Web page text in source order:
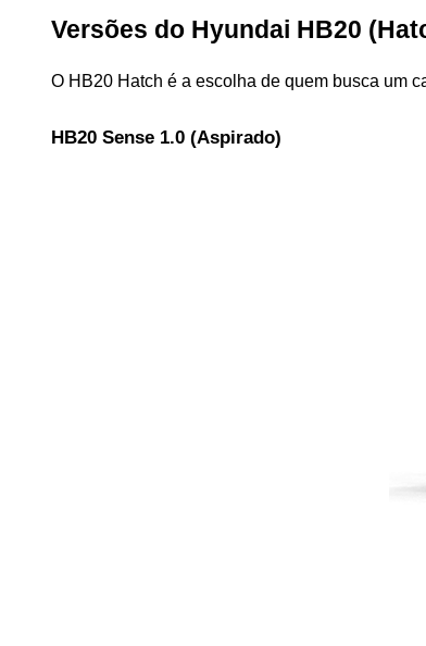
Versões do Hyundai HB20
O HB20 Hatch é a escolha de quem busca um
HB20 Sense 1.0 (Aspirado)